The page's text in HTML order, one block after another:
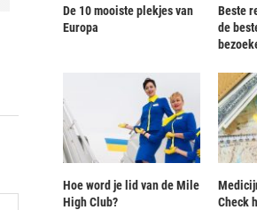
Gevonden op hotelkamer: vibrators, dure
De 10 mooiste plekjes van
Europa
Beste
de
Hoe word je lid van de Mile
High Club?
Check